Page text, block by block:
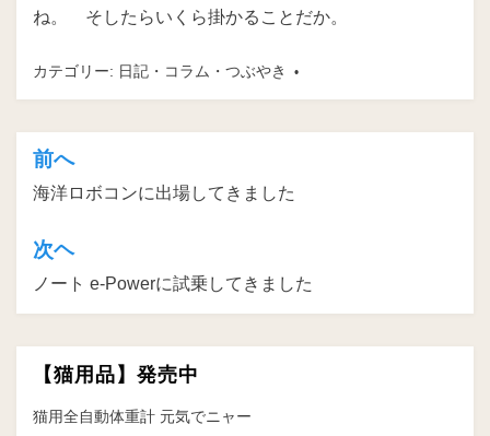
ね。 そしたらいくら掛かることだか。
カテゴリー: 日記・コラム・つぶやき
投
稿
ナ
ビ
ゲ
ー
シ
ョ
前へ
海洋ロボコンに出場してきました
次ヘ
ノート e-Powerに試乗してきました
【猫用品】発売中
猫用全自動体重計 元気でニャー